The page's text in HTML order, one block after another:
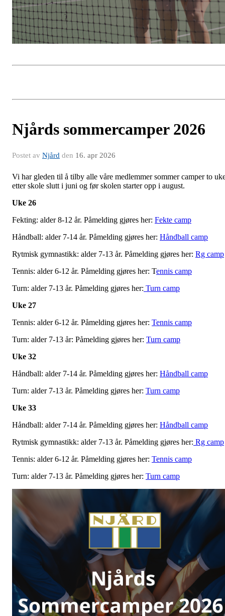
Njårds sommercamper 2026
Postet av Njård den 16. apr 2026
Vi har gleden til å tilby alle våre medlemmer sommer camper to
etter skole slutt i juni og før skolen starter opp i august.
Uke 26
Fekting: alder 8-12 år. Påmelding gjøres her: Fekte camp
Håndball: alder 7-14 år. Påmelding gjøres her: Håndball camp
Rytmisk gymnastikk: alder 7-13 år. Påmelding gjøres her: Rg camp
Tennis: alder 6-12 år. Påmelding gjøres her: Tennis camp
Turn: alder 7-13 år. Påmelding gjøres her: Turn camp
Uke 27
Tennis: alder 6-12 år. Påmelding gjøres her: Tennis camp
Turn: alder 7-13 år: Påmelding gjøres her: Turn camp
Uke 32
Håndball: alder 7-14 år. Påmelding gjøres her: Håndball camp
Turn: alder 7-13 år. Påmelding gjøres her: Turn camp
Uke 33
Håndball: alder 7-14 år. Påmelding gjøres her: Håndball camp
Rytmisk gymnastikk: alder 7-13 år. Påmelding gjøres her: Rg camp
Tennis: alder 6-12 år. Påmelding gjøres her: Tennis camp
Turn: alder 7-13 år. Påmelding gjøres her: Turn camp